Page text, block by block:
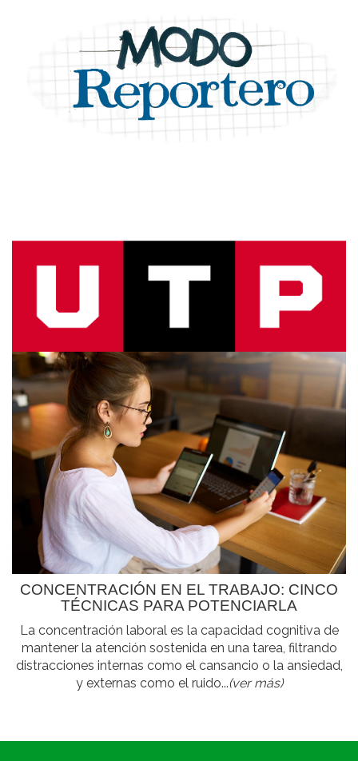
CONCENTRACIÓN EN EL TRABAJO: CINCO
TÉCNICAS PARA POTENCIARLA
La concentración laboral es la capacidad cognitiva de
mantener la atención sostenida en una tarea, filtrando
distracciones internas como el cansancio o la ansiedad,
y externas como el ruido...(ver más)